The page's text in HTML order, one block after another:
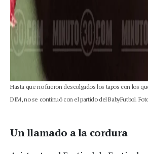
Hasta que no fueron descolgados los tapos con los
DIM, no se continuó con el partido del BabyFutbol.
Un llamado a la cordura